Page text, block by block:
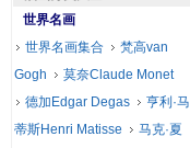
世界名画
世界名画集合
梵高van
Gogh
莫奈Claude Monet
德加Edgar Degas
亨利·马
蒂斯Henri Matisse
马克·夏